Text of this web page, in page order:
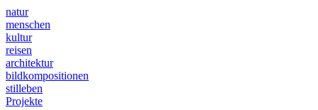
natur
menschen
kultur
reisen
architektur
bildkompositionen
stilleben
Projekte